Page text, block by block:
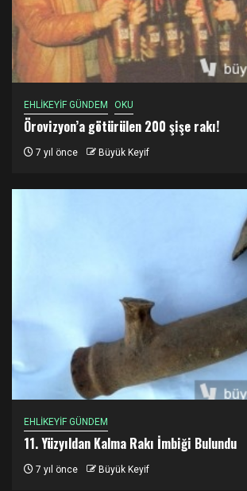
EHLİKEYİF GÜNDEM OKU
Örovizyon’a götürülen 200 şişe rakı!
7 yıl önce Büyük Keyif
EHLİKEYİF GÜNDEM
11. Yüzyıldan Kalma Rakı İmbiği Bulundu
7 yıl önce Büyük Keyif